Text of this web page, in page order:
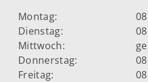
Montag:
Dienstag:
Mittwoch:
Donnerstag:
Freitag: